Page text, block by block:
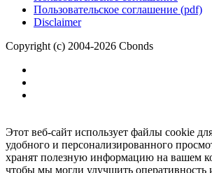
Размещение рекламы
Обратная связь
Пользовательское соглашение
Copyright (c) 2004-2026 Cbonds